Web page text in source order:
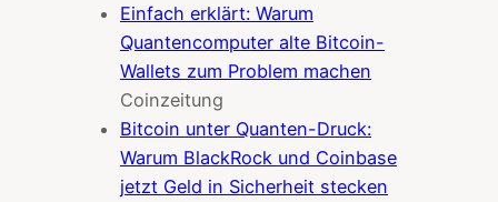
Einfach erklärt: Warum
Quantencomputer alte Bitcoin-
Wallets zum Problem machen
Coinzeitung
Bitcoin unter Quanten-Druck:
Warum BlackRock und Coinbase
jetzt Geld in Sicherheit stecken